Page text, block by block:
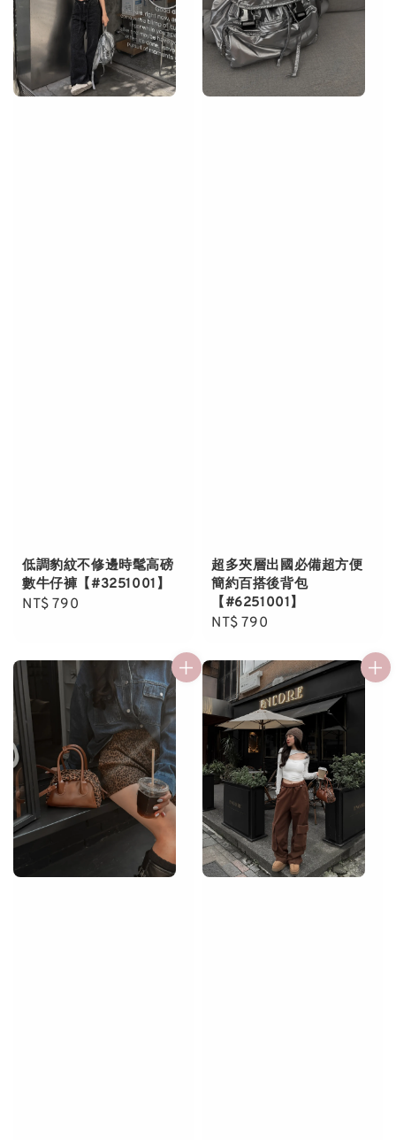
低調豹紋不修邊時髦高磅
數牛仔褲【#3251001】
Regular
NT$ 790
超多夾層出國必備超方便
簡約百搭後背包
【#6251001】
Regular
NT$ 790